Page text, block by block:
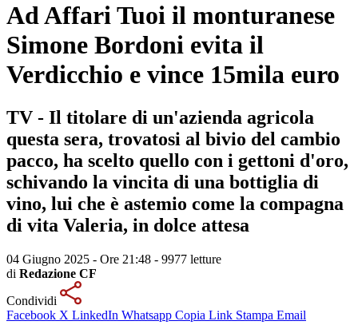
Ad Affari Tuoi il monturanese
Simone Bordoni evita il
Verdicchio e vince 15mila euro
TV - Il titolare di un'azienda agricola
questa sera, trovatosi al bivio del cambio
pacco, ha scelto quello con i gettoni d'oro,
schivando la vincita di una bottiglia di
vino, lui che è astemio come la compagna
di vita Valeria, in dolce attesa
04 Giugno 2025 - Ore 21:48 - 9977 letture
di Redazione CF
Condividi
Facebook X LinkedIn Whatsapp Copia Link Stampa Email